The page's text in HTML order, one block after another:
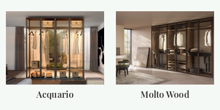
Acquario Molto Wood